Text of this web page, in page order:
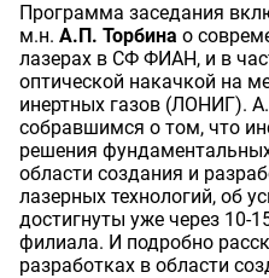
Программа заседания
м.н. А.П. Торбина о
лазерах в СФ ФИАН, и в
оптической накачкой на
инертных газов (ЛОНИГ).
собравшимся о том, что
решения
области создания и
лазерных технологий, об
достигнуты уже через 10-
филиала. И подробно
разработках в области